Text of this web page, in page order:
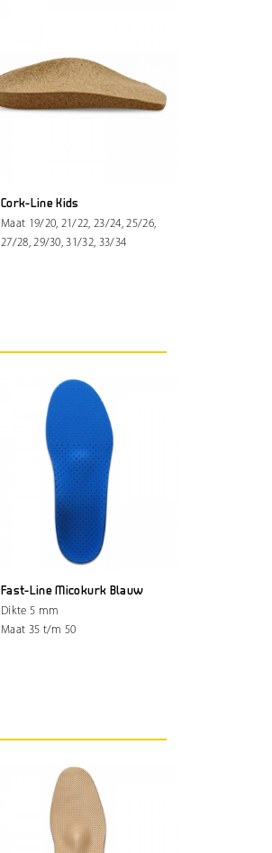
Cork-Line Kids
Maat 19/20, 21/22, 23/24, 25/26,
27/28, 29/30, 31/32, 33/34
Fast-Line Micokurk Blauw
Dikte 5 mm
Maat 35 t/m 50